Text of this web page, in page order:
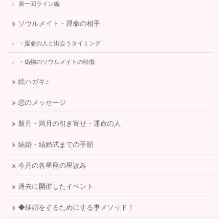
第一回ライン編
ソウルメイト・運命の相手
・運命の人と出会うタイミング
・偽物のソウルメイトの特徴
絵ハガキ♪
恋のメッセージ
新月・満月の引き寄せ・運命の人
結婚・結婚式までの手順
今月の各星座の星読み
過去に開催したイベント
◆結婚をするためにする事メソッド！